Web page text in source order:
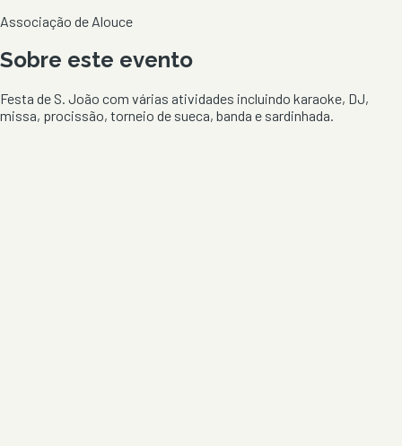
Associação de Alouce
Sobre este evento
Festa de S. João com várias atividades incluindo karaoke, DJ,
missa, procissão, torneio de sueca, banda e sardinhada.